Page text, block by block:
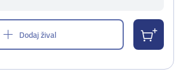
Dodaj žival